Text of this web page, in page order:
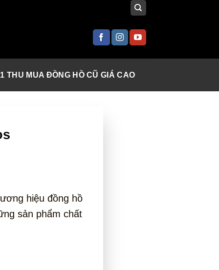
THU MUA ĐỒNG HỒ CŨ GIÁ CAO
hiệu đồng hồ
sản phẩm chất